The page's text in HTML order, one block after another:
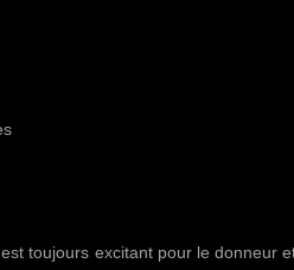
toujours excitant pour le donneur